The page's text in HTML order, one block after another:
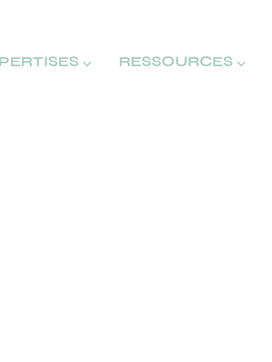
⌵ RESSOURCES ⌵